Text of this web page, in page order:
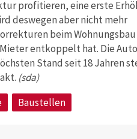
profitieren, eine erste
deswegen aber nicht mehr
beim
entkoppelt hat. Die
Stand seit 18 Jahren
(sda)
Baustellen